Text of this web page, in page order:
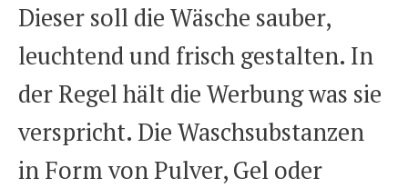
Dieser soll die Wäsche sauber,
leuchtend und frisch gestalten. In
der Regel hält die Werbung was sie
verspricht. Die Waschsubstanzen
in Form von Pulver, Gel oder